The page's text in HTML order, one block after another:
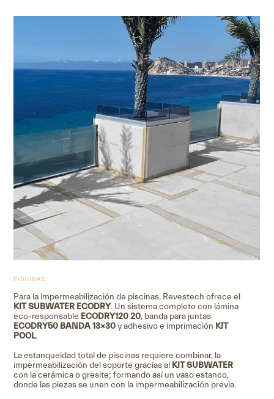
PISCINAS
Para la impermeabilización de piscinas, Revestech ofrece el
KIT SUBWATER ECODRY. Un sistema completo con lámina
eco-responsable ECODRY120 20, banda para juntas
ECODRY50 BANDA 13×30y adhesivo e imprimación KIT
POOL.
La estanqueidad total de piscinas requiere combinar, la
impermeabilización del soporte gracias al KIT SUBWATER
con la cerámica o gresite; formando así un vaso estanco,
donde las piezas se unen con la impermeabilización previa.